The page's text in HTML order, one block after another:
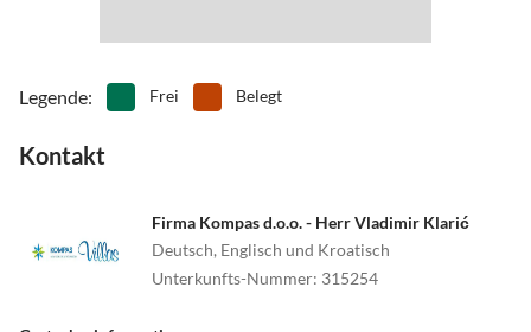
Legende: Frei Belegt
Kontakt
Firma Kompas d.o.o. - Herr Vladimir Klarić
Deutsch, Englisch und Kroatisch
Unterkunfts-Nummer: 315254